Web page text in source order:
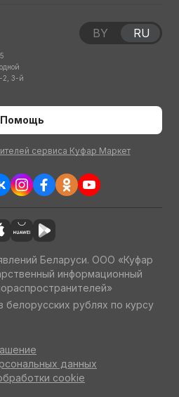
2, 3-й
Помощь
сервиса Куфар Маркет
BY RU
Беларуси. ООО «Куфар
информационный
белорусских рублях по курсу
данных
cookie